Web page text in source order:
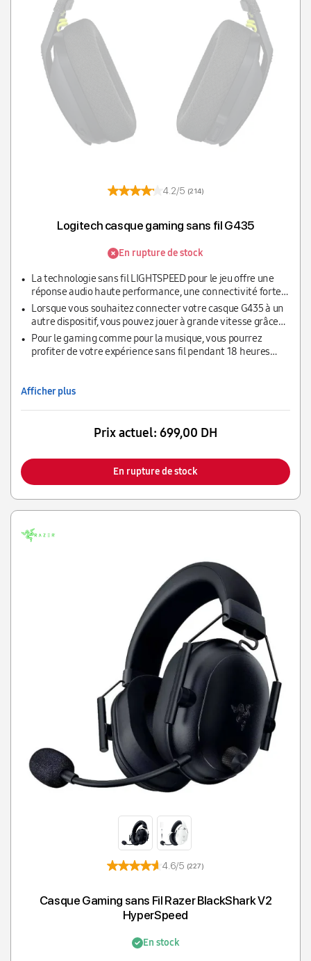
4.2/5 (214)
Logitech casque gaming sans fil G435
En rupture de stock
La technologie sans fil LIGHTSPEED pour le jeu offre une
réponse audio haute performance, une connectivité forte
et une autonomie longue durée.
Lorsque vous souhaitez connecter votre casque G435 à un
autre dispositif, vous pouvez jouer à grande vitesse grâce
au Bluetooth à faible latence.
Pour le gaming comme pour la musique, vous pourrez
profiter de votre expérience sans fil pendant 18 heures
Afficher plus
Prix actuel: 699,00 DH
En rupture de stock
4.6/5 (227)
Casque Gaming sans Fil Razer BlackShark V2
HyperSpeed
En stock